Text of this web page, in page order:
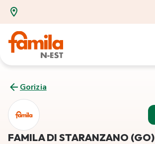
Gorizia
FAMILA DI STARANZANO (GO)